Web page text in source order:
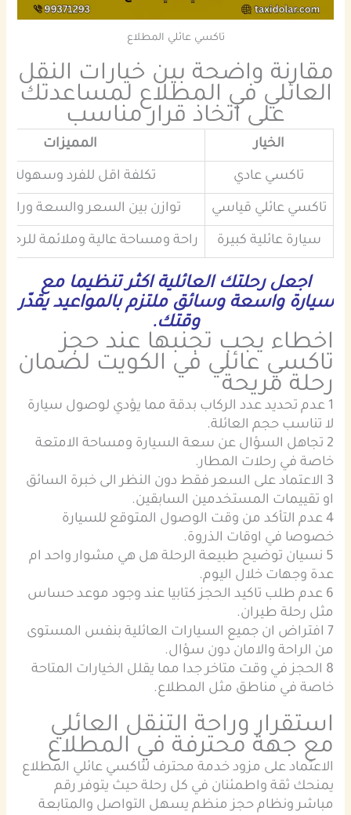
تاكسي عائلي المطلاع
مقارنة واضحة بين خيارات النقل
العائلي في المطلاع لمساعدتك
على اتخاذ قرار مناسب
الخيار المميزات
تاكسي عادي تكلفة اقل للفرد وسهولة
تاكسي عائلي قياسي توازن بين السعر والسعة
سيارة عائلية كبيرة راحة ومساحة عالية وملائمة
اجعل رحلتك العائلية اكثر تنظيما مع
سيارة واسعة وسائق ملتزم بالمواعيد يقدّر
وقتك.
اخطاء يجب تجنبها عند حجز
تاكسي عائلي في الكويت لضمان
رحلة مريحة
1 عدم تحديد عدد الركاب بدقة مما يؤدي لوصول سيارة
لا تناسب حجم العائلة.
2 تجاهل السؤال عن سعة السيارة ومساحة الامتعة
خاصة في رحلات المطار.
3 الاعتماد على السعر فقط دون النظر الى خبرة السائق
او تقييمات المستخدمين السابقين.
4 عدم التأكد من وقت الوصول المتوقع للسيارة
خصوصا في اوقات الذروة.
5 نسيان توضيح طبيعة الرحلة هل هي مشوار واحد ام
عدة وجهات خلال اليوم.
6 عدم طلب تاكيد الحجز كتابيا عند وجود موعد حساس
مثل رحلة طيران.
7 افتراض ان جميع السيارات العائلية بنفس المستوى
من الراحة والامان دون سؤال.
8 الحجز في وقت متاخر جدا مما يقلل الخيارات المتاحة
خاصة في مناطق مثل المطلاع.
استقرار وراحة التنقل العائلي
مع جهة محترفة في المطلاع
الاعتماد على مزود خدمة محترف لتاكسي عائلي المطلاع
يمنحك ثقة واطمئنان في كل رحلة حيث يتوفر رقم
مباشر ونظام حجز منظم يسهل التواصل والمتابعة